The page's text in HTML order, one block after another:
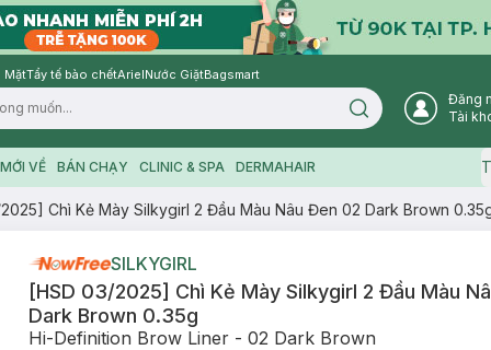
MặtTẩy tế bào chếtArielNước GiặtBagsmart
Search icon
Đăng
Tài
VỀ BÁN CHẠY CLINIC & SPA DERMAHAIR
Chì Kẻ Mày Silkygirl 2 Đầu Màu Nâu Đen 02 Dark Brown
SILKYGIRL
[HSD 03/2025] Chì Kẻ Mày Silkygirl 2 Đầu Màu
Dark Brown 0.35g
Hi-Definition Brow Liner - 02 Dark Brown